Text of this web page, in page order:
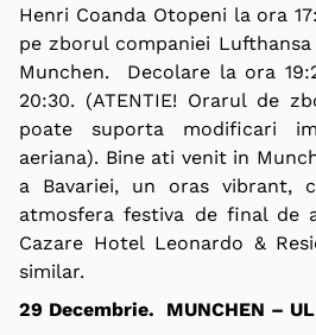
Henri Coanda Otopeni la ora
pe zborul companiei
Munchen. Decolare la ora
20:30. (ATENTIE! Orarul de
poate suporta modificari
aeriana). Bine ati venitin
a Bavariei, un oras vibrant,
atmosfera festiva de final de
Cazare Hotel Leonardo &
similar.
29 Decembrie. MUNCHEN –